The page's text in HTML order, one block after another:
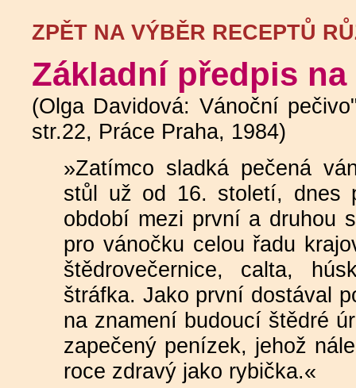
ZPĚT NA VÝBĚR RECEPTŮ
Základní předpis
(Olga Davidová: Vánoční
str.22, Práce Praha, 1984)
»Zatímco sladká pečená
stůl už od 16. století, dnes
období mezi první a druhou
pro vánočku celou řadu
štědrovečernice, calta,
štráfka. Jako první dostával
na znamení budoucí štědré
zapečený penízek, jehož
roce zdravý jako rybička.«